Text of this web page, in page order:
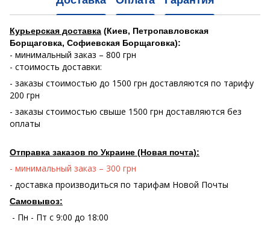
Курьерская доставка (Киев, Петропавловская
Борщаговка, Софиевская Борщаговка):
- минимальный заказ – 800 грн
- стоимость доставки:
- заказы стоимостью до 1500 грн доставляются по тарифу
200 грн
- заказы стоимостью свыше 1500 грн доставляются без
оплаты
Отправка заказов по Украине (Новая почта):
- минимальный заказ – 300 грн
- доставка производиться по тарифам Новой Почты
Самовывоз:
- Пн - Пт с 9:00 до 18:00